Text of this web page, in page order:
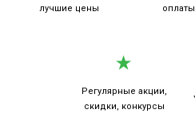
лучшие цены
оплаты
Регулярные акции,
скидки, конкурсы